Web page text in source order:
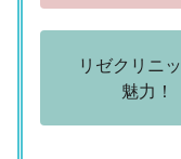
リゼクリニック 名
「予約が取りにくい
（30歳／正社員（
リゼクリニック 名
リゼクリニ
魅力